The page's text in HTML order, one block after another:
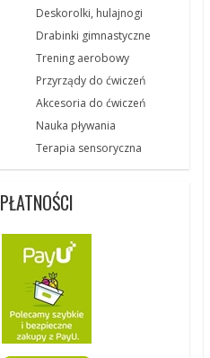
Deskorolki, hulajnogi
Drabinki gimnastyczne
Trening aerobowy
Przyrządy do ćwiczeń
Akcesoria do ćwiczeń
Nauka pływania
Terapia sensoryczna
PŁATNOŚCI